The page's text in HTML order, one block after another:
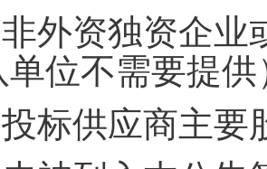
非外资独资企业
单位不需要提供
投标供应商主要